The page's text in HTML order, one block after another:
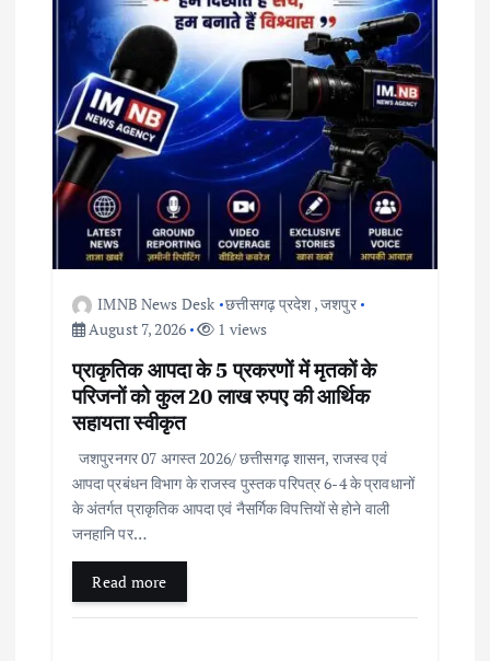
IMNB News Desk छत्तीसगढ़ प्रदेश ,जशपुर
August 7, 2026
1 views
प्राकृतिक आपदा के 5 प्रकरणों में मृतकों के
परिजनों को कुल 20 लाख रुपए की आर्थिक
सहायता स्वीकृत
जशपुरनगर 07 अगस्त 2026/ छत्तीसगढ़ शासन, राजस्व एवं
आपदा प्रबंधन विभाग के राजस्व पुस्तक परिपत्र 6-4 के प्रावधानों
के अंतर्गत प्राकृतिक आपदा एवं नैसर्गिक विपत्तियों से होने वाली
जनहानि पर…
Read more